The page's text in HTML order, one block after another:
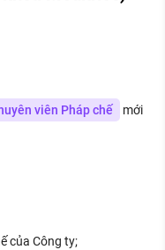
viên Pháp chế
mới
của Công ty;